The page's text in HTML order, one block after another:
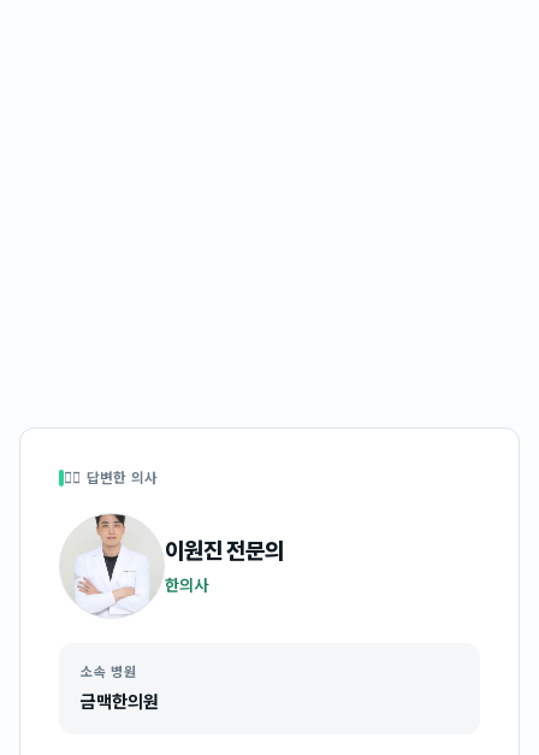
👩‍⚕️ 답변한 의사
이원진전문의
한의사
소속 병원
금맥한의원